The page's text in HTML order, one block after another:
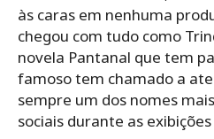
às caras em nenhuma
chegou com tudo como
novela Pantanal que tem
famoso tem chamado a
sempre um dos nomes
sociais durante as